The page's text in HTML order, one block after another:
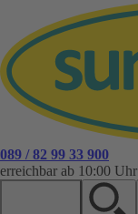
089 / 82 99 33 900
erreichbar ab 10:00 Uhr